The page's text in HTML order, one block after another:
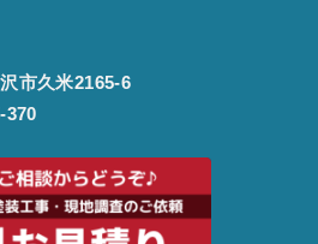
市久米2165-6
370